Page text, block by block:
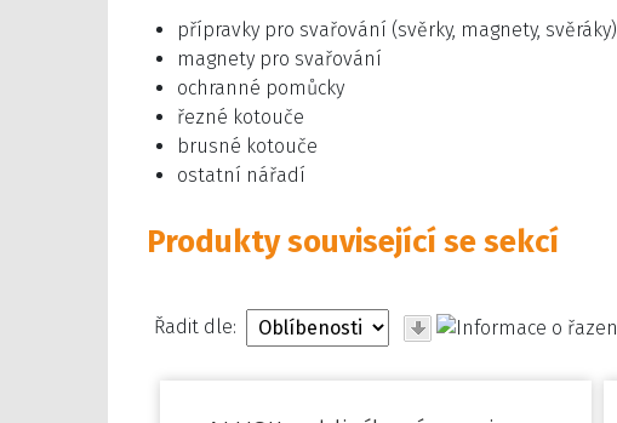
přípravky pro svařování (svěrky, magnety, svěráky)
magnety pro svařování
ochranné pomůcky
řezné kotouče
brusné kotouče
ostatní nářadí
Produkty související se sekcí
Řadit dle: